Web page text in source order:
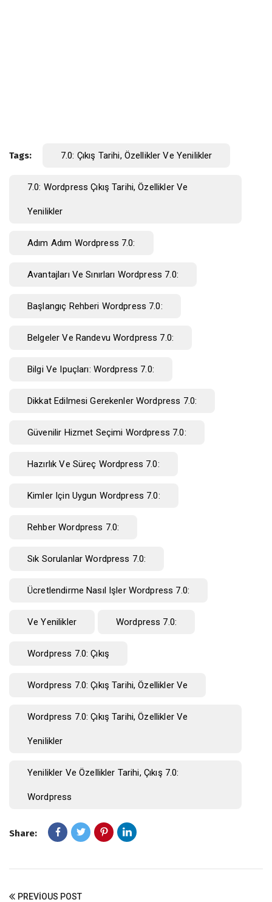
Tags: 7.0: Çıkış Tarihi, Özellikler Ve Yenilikler
7.0: Wordpress Çıkış Tarihi, Özellikler Ve
Yenilikler
Adım Adım Wordpress 7.0:
Avantajları Ve Sınırları Wordpress 7.0:
Başlangıç Rehberi Wordpress 7.0:
Belgeler Ve Randevu Wordpress 7.0:
Bilgi Ve Ipuçları: Wordpress 7.0:
Dikkat Edilmesi Gerekenler Wordpress 7.0:
Güvenilir Hizmet Seçimi Wordpress 7.0:
Hazırlık Ve Süreç Wordpress 7.0:
Kimler Için Uygun Wordpress 7.0:
Rehber Wordpress 7.0:
Sık Sorulanlar Wordpress 7.0:
Ücretlendirme Nasıl Işler Wordpress 7.0:
Ve Yenilikler Wordpress 7.0:
Wordpress 7.0: Çıkış
Wordpress 7.0: Çıkış Tarihi, Özellikler Ve
Wordpress 7.0: Çıkış Tarihi, Özellikler Ve
Yenilikler
Yenilikler Ve Özellikler Tarihi, Çıkış 7.0:
Wordpress
Share:
PREVIOUS POST